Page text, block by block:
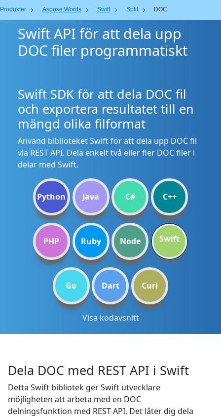
Produkter Aspose.Words Swift Split DOC
Swift API för att dela upp
DOC filer programmatiskt
Swift SDK för att dela DOC fil
och exportera resultatet till en
mängd olika filformat
Använd biblioteket Swift för att dela upp DOC fil
via REST API. Dela enkelt två eller fler DOC filer i
delar med Swift.
Python Java C# C++
PHP Ruby Node Swift
Go Dart Curl
Visa kodavsnitt
Dela DOC med REST API i Swift
Detta Swift bibliotek ger Swift utvecklare
möjligheten att arbeta med en DOC
delningsfunktion med REST API. Det låter dig dela